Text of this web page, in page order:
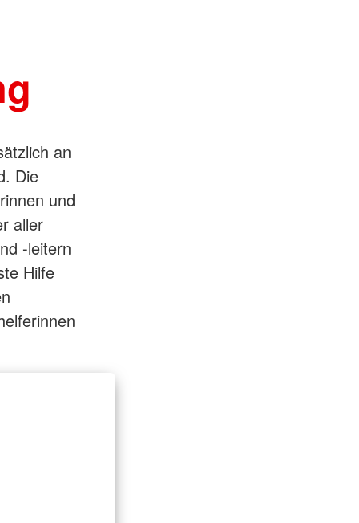
an
Die
und
aller
-leitern
Hilfe